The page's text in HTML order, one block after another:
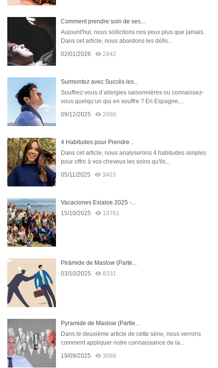
Comment prendre soin de ses...
Aujourd'hui, nous sollicitons nos yeux plus que jamais.
Dans cet article, nous abordons les défis...
02/01/2026
2842
Surmontez avec Succès les...
Souffrez-vous d’allergies saisonnières ou connaissez-
vous quelqu’un qui en souffre ? En Espagne,...
09/12/2025
2680
4 Habitudes pour Prendre...
Dans cet article, nous analyserons 4 habitudes simples
pour offrir à vos cheveux les soins qu'ils...
05/11/2025
3403
Vacaciones Exialoe 2025 -...
15/10/2025
10761
Pirámide de Maslow (Parte...
03/10/2025
8331
Pyramide de Maslow (Partie...
Dans le deuxième article de cette série, nous verrons
comment appliquer notre connaissance de la...
19/09/2025
3086